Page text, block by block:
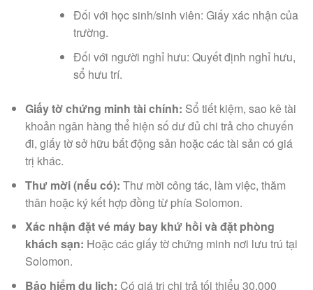
Đối với học sinh/sinh viên: Giấy xác nhận của
trường.
Đối với người nghỉ hưu: Quyết định nghỉ hưu,
sổ hưu trí.
Giấy tờ chứng minh tài chính: Sổ tiết kiệm, sao kê tài
khoản ngân hàng thể hiện số dư đủ chi trả cho chuyến
đi, giấy tờ sở hữu bất động sản hoặc các tài sản có giá
trị khác.
Thư mời (nếu có): Thư mời công tác, làm việc, thăm
thân hoặc ký kết hợp đồng từ phía Solomon.
Xác nhận đặt vé máy bay khứ hồi và đặt phòng
khách sạn: Hoặc các giấy tờ chứng minh nơi lưu trú tại
Solomon.
Bảo hiểm du lịch: Có giá trị chi trả tối thiểu 30.000